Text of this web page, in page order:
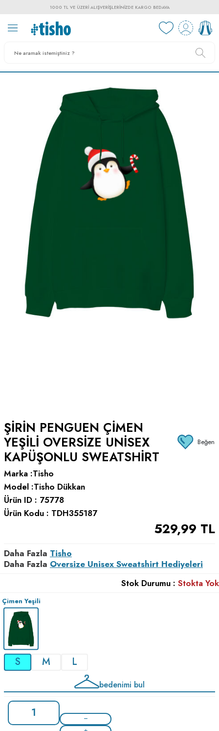
1000 TL VE ÜZERI ALIŞVERIŞLERINIZDE KARGO BEDAVA
ŞIRIN PENGUEN ÇIMEN
YEŞILI OVERSIZE UNISEX
KAPÜŞONLU SWEATSHIRT
Beğen
Marka :Tisho
Model :Tisho Dükkan
Ürün ID : 75778
Ürün Kodu : TDH355187
529,99 TL
Daha Fazla Tisho
Daha Fazla Oversize Unisex Sweatshirt Hediyeleri
Stok Durumu : Stokta Yok
Çimen Yeşili
S M L
bedenimi bul